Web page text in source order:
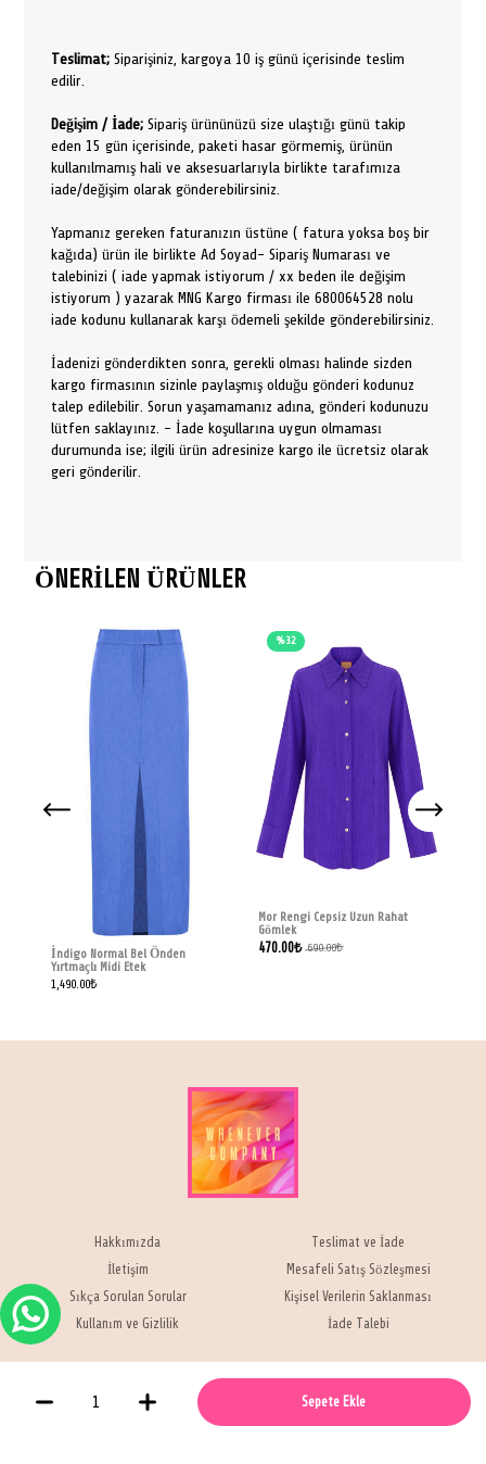
Sepete Ekle
Teslimat;Siparişiniz, kargoya 10 iş günü içerisinde teslim
edilir.
Değişim / İade;Sipariş ürününüzü size ulaştığı günü takip
eden 15 gün içerisinde, paketi hasar görmemiş, ürünün
kullanılmamış hali ve aksesuarlarıyla birlikte tarafımıza
iade/değişim olarak gönderebilirsiniz.
Yapmanız gereken faturanızın üstüne ( fatura yoksa boş bir
kağıda) ürün ile birlikte Ad Soyad- Sipariş Numarası ve
talebinizi ( iade yapmak istiyorum / xx beden ile değişim
istiyorum ) yazarak MNG Kargo firması ile 680064528 nolu
iade kodunu kullanarak karşı ödemeli şekilde gönderebilirsiniz.
İadenizi gönderdikten sonra, gerekli olması halinde sizden
kargo firmasının sizinle paylaşmış olduğu gönderi kodunuz
talep edilebilir. Sorun yaşamamanız adına, gönderi kodunuzu
lütfen saklayınız. - İade koşullarına uygun olmaması
durumunda ise; ilgili ürün adresinize kargo ile ücretsiz olarak
geri gönderilir.
ÖNERİLEN ÜRÜNLER
İndigo Normal Bel Önden
Yırtmaçlı Midi Etek
1,490.00₺
%32
Mor Rengi Cepsiz Uzun Rahat
Gömlek
690.00₺
470.00₺
Hakkımızda
İletişim
Sıkça Sorulan Sorular
Kullanım ve Gizlilik
Teslimat ve İade
Mesafeli Satış Sözleşmesi
Kişisel Verilerin Saklanması
İade Talebi